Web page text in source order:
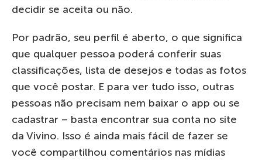
decidir se aceita ou não.
Por padrão, seu perfil é aberto, o que significa
que qualquer pessoa poderá conferir suas
classificações, lista de desejos e todas as fotos
que você postar. E para ver tudo isso, outras
pessoas não precisam nem baixar o app ou se
cadastrar – basta encontrar sua conta no site
da Vivino. Isso é ainda mais fácil de fazer se
você compartilhou comentários nas mídias